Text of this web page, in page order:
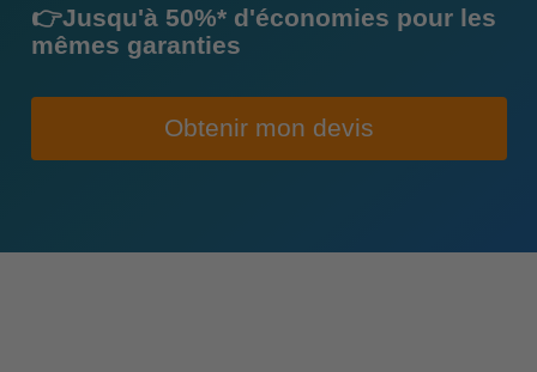
👉Jusqu'à 50%* d'économies pour les
mêmes garanties
Obtenir mon devis